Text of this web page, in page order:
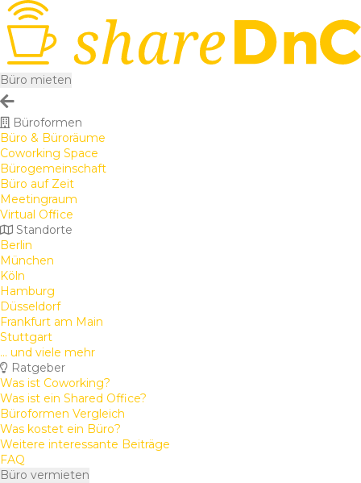
Büro mieten
Büroformen
Büro & Büroräume
Coworking Space
Bürogemeinschaft
Büro auf Zeit
Meetingraum
Virtual Office
Standorte
Berlin
München
Köln
Hamburg
Düsseldorf
Frankfurt am Main
Stuttgart
... und viele mehr
Ratgeber
Was ist Coworking?
Was ist ein Shared Office?
Büroformen Vergleich
Was kostet ein Büro?
Weitere interessante Beiträge
FAQ
Büro vermieten